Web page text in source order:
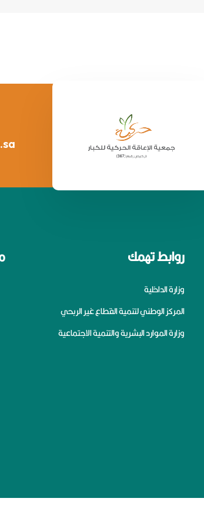
روابط تهمك
وزارة الداخلية
المركز الوطني لتنمية القطاع غير الربحي
وزارة الموارد البشرية والتنمية الاجتماعية